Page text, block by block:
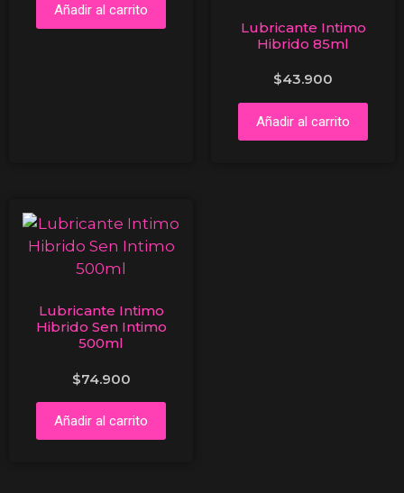
Añadir al carrito
Lubricante Intimo
Hibrido 85ml
$43.900
Añadir al carrito
Lubricante Intimo
Hibrido Sen Intimo
500ml
$74.900
Añadir al carrito